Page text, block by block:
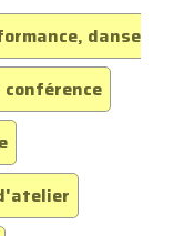
danse